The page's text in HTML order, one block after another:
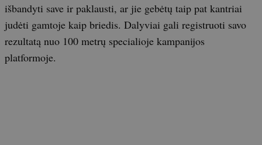
išbandyti save ir paklausti, ar jie gebėtų taip pat kantriai
judėti gamtoje kaip briedis. Dalyviai gali registruoti savo
rezultatą nuo 100 metrų specialioje kampanijos
platformoje.